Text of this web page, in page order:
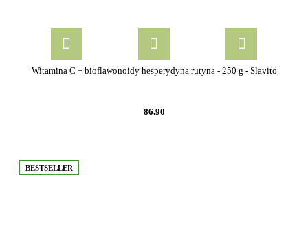
Witamina C + bioflawonoidy hesperydyna rutyna - 250 g - Slavito
86.90
BESTSELLER